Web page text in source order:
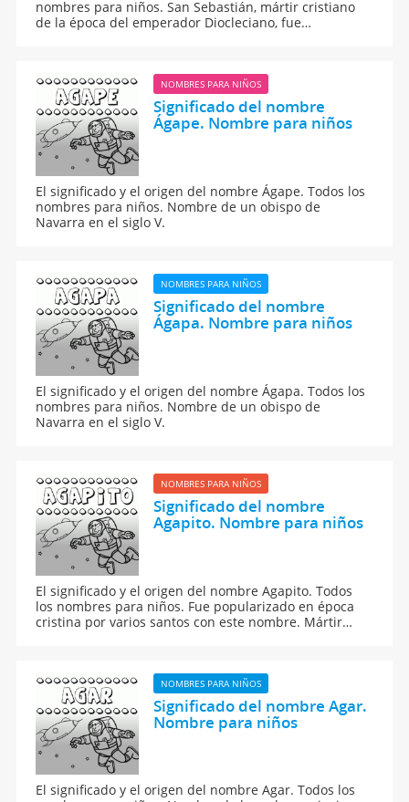
nombres para niños. San Sebastián, mártir cristiano
de la época del emperador Diocleciano, fue
NOMBRES PARA NIÑOS
Significado del nombre
Ágape. Nombre para niños
El significado y el origen del nombre Ágape. Todos los
nombres para niños. Nombre de un obispo de
Navarra en el siglo V.
NOMBRES PARA NIÑOS
Significado del nombre
Ágapa. Nombre para niños
El significado y el origen del nombre Ágapa. Todos los
nombres para niños. Nombre de un obispo de
Navarra en el siglo V.
NOMBRES PARA NIÑOS
Significado del nombre
Agapito. Nombre para niños
El significado y el origen del nombre Agapito. Todos
los nombres para niños. Fue popularizado en época
cristina por varios santos con este nombre. Mártir
obispo de Cordoba en el siglo VII.
NOMBRES PARA NIÑOS
Significado del nombre Agar.
Nombre para niños
El significado y el origen del nombre Agar. Todos los